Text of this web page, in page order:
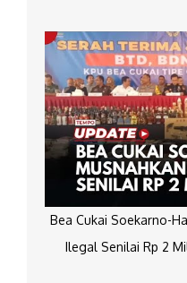
Bea Cukai Soekarno-
Ilegal Senilai Rp 2